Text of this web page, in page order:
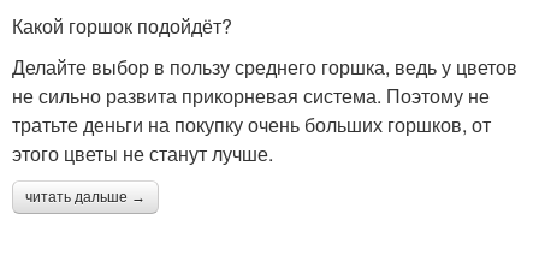
Какой горшок подойдёт?
Делайте выбор в пользу среднего горшка, ведь у цветов
не сильно развита прикорневая система. Поэтому не
тратьте деньги на покупку очень больших горшков, от
этого цветы не станут лучше.
читать дальше →